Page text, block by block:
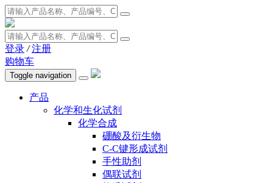
登录 / 注册
购物车
Toggle navigation
产品
化学和生化试剂
化学合成
硼酸及衍生物
C-C键形成试剂
手性助剂
偶联试剂